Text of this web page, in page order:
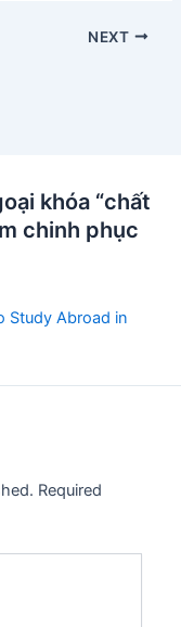
NEXT
khóa “chất
chinh phục
Study Abroad in
Required